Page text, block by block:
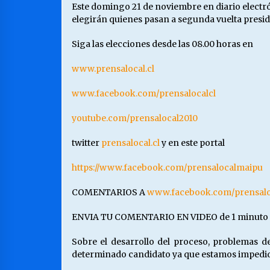
Este domingo 21 de noviembre en diario
elegirán quienes pasan a segunda vuelta
Siga las elecciones desde las 08.00 horas en
www.prensalocal.cl
www.facebook.com/prensalocalcl
youtube.com/prensalocal2010
twitter prensalocal.cly en este portal
https://www.facebook.com/prensalocalmaipu
COMENTARIOS Awww.facebook.com/
ENVIA TU COMENTARIO EN VIDEO de 1
Sobre el desarrollo del proceso, problemas
determinado candidato ya que estamos